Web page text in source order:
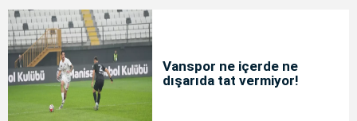
Vanspor ne içerde ne
dışarıda tat vermiyor!